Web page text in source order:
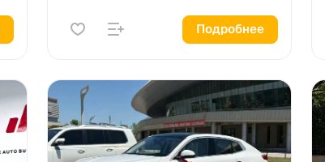
Подробнее